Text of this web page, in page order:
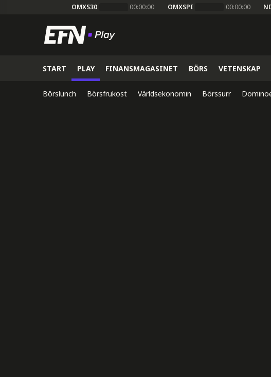
OMXS30 00:00:00 OMXSPI 00:00:00
START PLAY FINANSMAGASINET BÖRS VETENSKAP
Börslunch Börsfrukost Världsekonomin Börssurr